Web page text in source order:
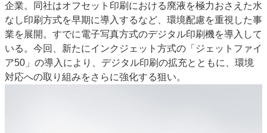
JAPAN PACK 2023 特集
中古印刷機・製本機特集
2022 検査・校正特集
特集・デジタル印刷 ～ 新成長軌道を描く
案内
発刊案内
JFPI印刷用語集 印刷機材年鑑
企業。同社はオフセット印刷における廃液を極力おさえた水
なし印刷方式を早期に導入するなど、環境配慮を重視した事
業を展開。すでに電子写真方式のデジタル印刷機を導入して
いる。今回、新たにインクジェット方式の「ジェットファイ
ア50」の導入により、デジタル印刷の拡充とともに、環境
対応への取り組みをさらに強化する狙い。